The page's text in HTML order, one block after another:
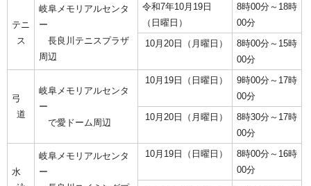
テニ
ス
岐阜メモリアルセンタ
ー
長良川テニスプラザ
周辺
令和7年10月19日
（日曜日）
8時00分～18時
00分
10月20日（月曜日）
8時00分～15時
00分
弓
道
岐阜メモリアルセンタ
ー
で愛ドーム周辺
10月19日（日曜日）
9時00分～17時
00分
10月20日（月曜日）
8時30分～17時
00分
水
岐阜メモリアルセンタ
ー
10月19日（日曜日）
8時00分～16時
00分